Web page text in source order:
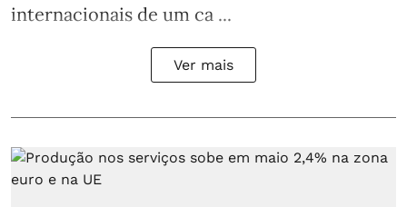
internacionais de um ca ...
Ver mais